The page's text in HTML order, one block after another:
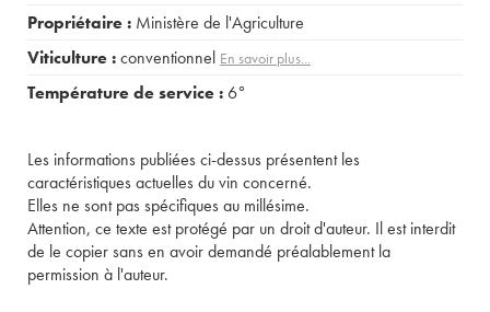
Propriétaire : Ministère de l'Agriculture
Viticulture :conventionnel En savoir plus...
Température de service : 6°
Les informations publiées ci-dessus présentent les
caractéristiques actuelles du vin concerné.
Elles ne sont pas spécifiques au millésime.
Attention, ce texte est protégé par un droit d'auteur. Il est interdit
de le copier sans en avoir demandé préalablement la
permission à l'auteur.